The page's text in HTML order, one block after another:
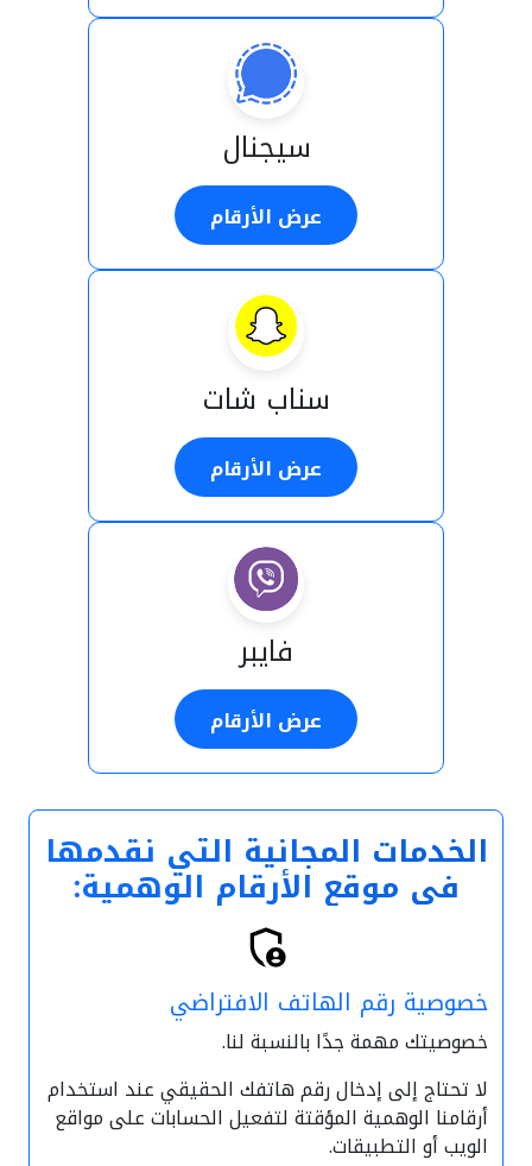
سيجنال
عرض الأرقام
سناب شات
عرض الأرقام
فايبر
عرض الأرقام
الخدمات المجانية التي نقدمها
في موقع الأرقام الوهمية:
خصوصية رقم الهاتف الافتراضي
خصوصيتك مهمة جدًا بالنسبة لنا.
لا تحتاج إلى إدخال رقم هاتفك الحقيقي عند استخدام
أرقامنا الوهمية المؤقتة لتفعيل الحسابات على مواقع
الويب أو التطبيقات.